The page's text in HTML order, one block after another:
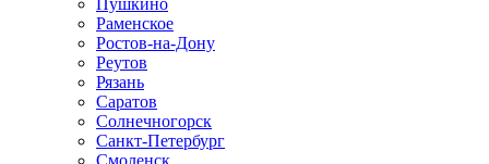
Пушкино
Раменское
Ростов-на-Дону
Реутов
Рязань
Саратов
Солнечногорск
Санкт-Петербург
Смоленск